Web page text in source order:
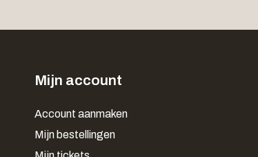
Mijn account
Account aanmaken
Mijn bestellingen